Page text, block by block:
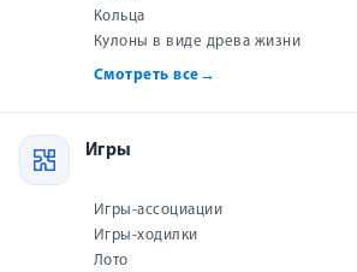
Кольца
Кулоны в виде древа жизни
Смотреть все →
Игры
Игры-ассоциации
Игры-ходилки
Лото
и во всем имея всякое